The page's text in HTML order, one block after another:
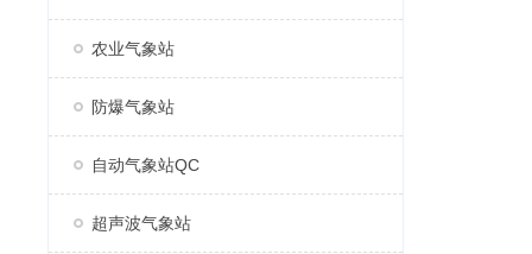
农业气象站
防爆气象站
自动气象站QC
超声波气象站